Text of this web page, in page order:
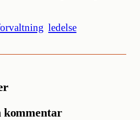
ledelse
kommentar